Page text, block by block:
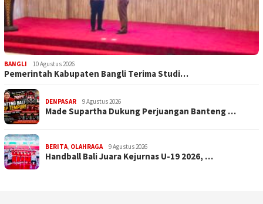
BANGLI 10 Agustus 2026
Pemerintah Kabupaten Bangli Terima Studi…
DENPASAR 9 Agustus 2026
Made Supartha Dukung Perjuangan Banteng …
BERITA OLAHRAGA 9 Agustus 2026
Handball Bali Juara Kejurnas U-19 2026, …